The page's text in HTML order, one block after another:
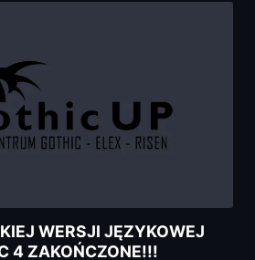
WERSJI JĘZYKOWEJ
4 ZAKOŃCZONE!!!